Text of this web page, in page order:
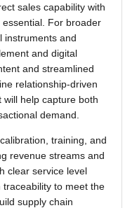
sales capability with
For broader
instruments and
and digital
and streamlined
relationship-driven
will help capture both
demand.
training, and
revenue streams and
clear service level
to meet the
supply chain